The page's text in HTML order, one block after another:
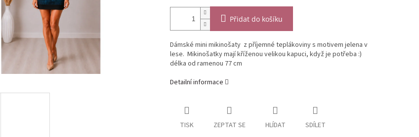
Přidat do košíku
Dámské mini mikinošaty z příjemné teplákoviny s motivem jelena v
lese. Mikinošatky mají kříženou velikou kapuci, když je potřeba :)
délka od ramenou 77 cm
Detailní informace
TISK ZEPTAT SE HLÍDAT SDÍLET